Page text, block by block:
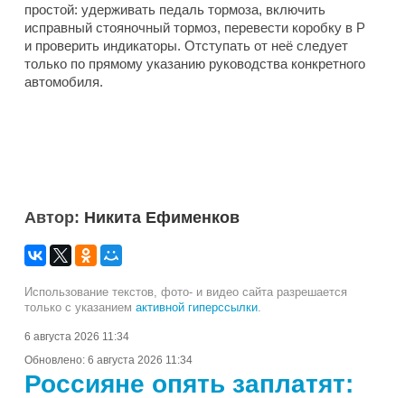
простой: удерживать педаль тормоза, включить
исправный стояночный тормоз, перевести коробку в P
и проверить индикаторы. Отступать от неё следует
только по прямому указанию руководства конкретного
автомобиля.
Автор: Никита Ефименков
Использование текстов, фото- и видео сайта разрешается
только с указанием активной гиперссылки
6 августа 2026 11:34
Обновлено: 6 августа 2026 11:34
Россияне опять заплатят: